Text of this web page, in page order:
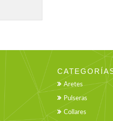
Aretes
Pulseras
Collares